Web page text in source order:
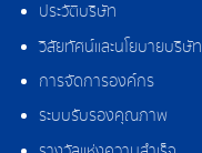
ประวัติบริษัท
วิสัยทัศน์และนโยบายบริษัท
การจัดการองค์กร
ระบบรับรองคุณภาพ